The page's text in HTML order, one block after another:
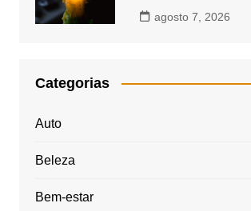
agosto 7, 2026
Categorias
Auto
Beleza
Bem-estar